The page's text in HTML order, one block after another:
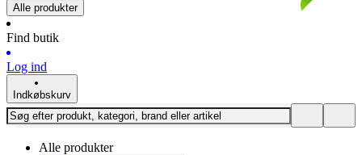
Alle produkter
Find butik
Log ind
Indkøbskurv
Alle produkter